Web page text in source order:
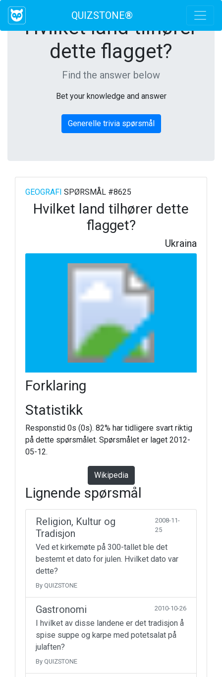
QUIZSTONE®
Hvilket land tilhører
dette flagget?
Find the answer below
Bet your knowledge and answer
Generelle trivia spørsmål
GEOGRAFI SPØRSMÅL #8625
Hvilket land tilhører dette
flagget?
Ukraina
Forklaring
Statistikk
Responstid 0s (0s). 82% har tidligere svart riktig
på dette spørsmålet. Spørsmålet er laget 2012-
05-12.
Wikipedia
Lignende spørsmål
Religion, Kultur og
Tradisjon
2008-11-
25
Ved et kirkemøte på 300-tallet ble det
bestemt et dato for julen. Hvilket dato var
dette?
By QUIZSTONE
Gastronomi 2010-10-26
I hvilket av disse landene er det tradisjon å
spise suppe og karpe med potetsalat på
julaften?
By QUIZSTONE